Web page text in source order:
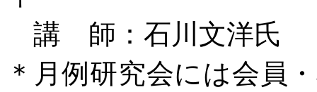
講 師：石川文洋氏
＊月例研究会には会員